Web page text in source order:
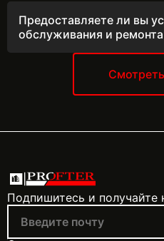
получить
информацию об адресах и
Предоставляете ли вы
обслуживания и
включает: Диагностику и
обслуживание Устранение
деталей Гарантийный и
Подпишитесь и получайте